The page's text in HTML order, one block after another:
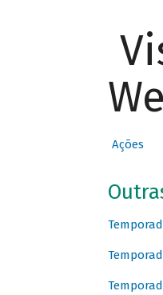
Ações